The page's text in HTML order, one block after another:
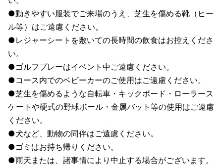
●動きやすい服装でご来場のうえ、芝生を傷める靴（ヒー
ル等）はご遠慮ください。
●レジャーシートを敷いての長時間の飲食はお控えくださ
い。
●ゴルフプレーはイベント中ご遠慮ください。
●コース内でのベビーカーのご使用はご遠慮ください。
●芝生を傷めるような自転車・キックボード・ローラース
ケートや硬式の野球ボール・金属バット等の使用はご遠慮
ください。
●犬など、動物の同伴はご遠慮ください。
●ゴミはお持ち帰りください。
●雨天または、諸事情により中止する場合がございます。